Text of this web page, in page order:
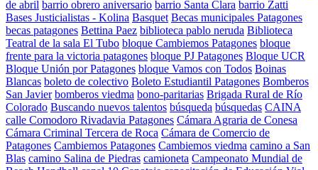
de abril barrio obrero aniversario barrio Santa Clara barrio Zatti
Bases Justicialistas - Kolina Basquet Becas municipales Patagones
becas patagones Bettina Paez biblioteca pablo neruda Biblioteca
Teatral de la sala El Tubo bloque Cambiemos Patagones bloque
frente para la victoria patagones bloque PJ Patagones Bloque UCR
Bloque Unión por Patagones bloque Vamos con Todos Boinas
Blancas boleto de colectivo Boleto Estudiantil Patagones Bomberos
San Javier bomberos viedma bono-paritarias Brigada Rural de Río
Colorado Buscando nuevos talentos búsqueda búsquedas CAINA
calle Comodoro Rivadavia Patagones Cámara Agraria de Conesa
Cámara Criminal Tercera de Roca Cámara de Comercio de
Patagones Cambiemos Patagones Cambiemos viedma camino a San
Blas camino Salina de Piedras camioneta Campeonato Mundial de